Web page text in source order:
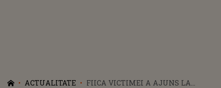
ACTUALITATE
FIICA VICTIMEI A AJUNS LA